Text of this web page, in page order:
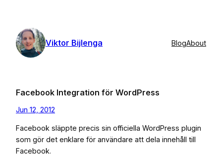
content
Viktor Bijlenga BlogAbout
Facebook Integration för WordPress
Jun 12, 2012
Facebook släppte precis sin officiella WordPress plugin
som gör det enklare för användare att dela innehåll till
Facebook.